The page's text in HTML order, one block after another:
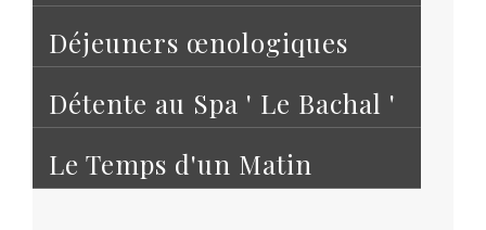
Déjeuners œnologiques
Détente au Spa ' Le Bachal '
Le Temps d'un Matin